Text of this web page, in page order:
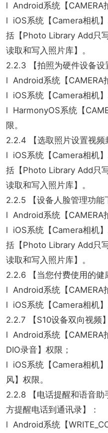
l Android系统【CAMERA
l iOS系统【Camera相机
括【Photo Library Add只
读取和写入照片库】。
2.2.3 【拍照为硬件设备设
l Android系统【CAMERA
l iOS系统【Camera相机】
l HarmonyOS系统【
限。
2.2.4 【选取照片设置视频
l iOS系统【Camera相机
括【Photo Library Add只
读取和写入照片库】。
2.2.5 【设备人脸管理功能
l Android系统【CAMERA
l iOS系统【Camera相机
括【Photo Library Add只
读取和写入照片库】。
2.2.6 【当您付费使用的健
l Android系统【CAMERA
l iOS系统【Camera相机】
2.2.7 【S10设备双向视频
l Android系统【CAMERA
DIO录音】权限；
l iOS系统【Camera相机
风】权限。
2.2.8 【电话提醒和语音助
方提醒电话到通讯录】：
l Android系统【